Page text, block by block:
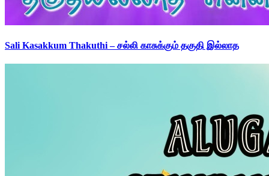
Sali Kasakkum Thakuthi – சல்லி காசுக்கும் தகுதி இல்லாத